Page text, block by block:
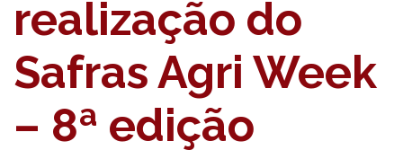
realização do
Safras Agri Week
– 8ª edição